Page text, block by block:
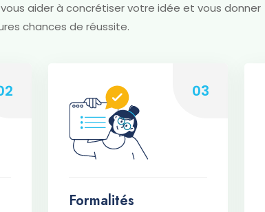
aider à concrétiser votre idée et vous donner
chances de réussite.
Formalités
03